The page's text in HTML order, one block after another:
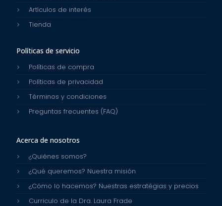
Artículos de interés
Tienda
Políticas de servicio
Políticas de compra
Políticas de privacidad
Términos y condiciones
Preguntas frecuentes (FAQ)
Acerca de nosotros
¿Quiénes somos?
¿Qué queremos? Nuestra misión
¿Cómo lo hacemos? Nuestras estratégias y precios
Curriculo de la Dra. Laura Frade